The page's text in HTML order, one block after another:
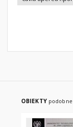
OBIEKTY podobne